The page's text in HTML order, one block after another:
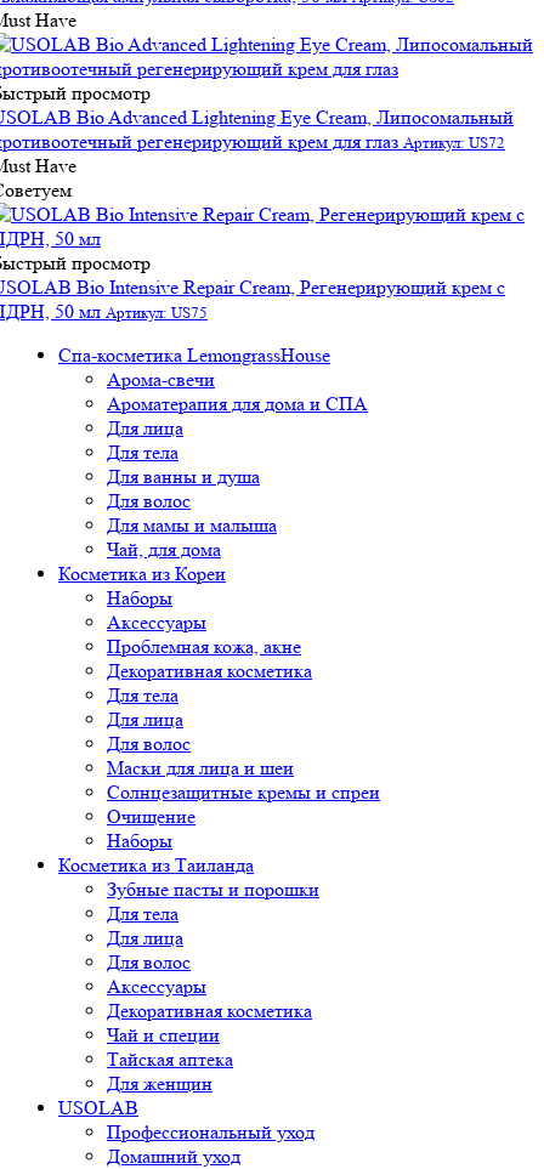
Have
просмотр
Bio Advanced Lightening Eye Cream, Липосомальный
регенерирующий крем для глаз Артикул: US72
Have
просмотр
Bio Intensive Repair Cream, Регенерирующий крем с
50 мл Артикул: US75
Спа-косметика LemongrassHouse
Арома-свечи
Ароматерапия для дома и СПА
Для лица
Для тела
Для ванны и душа
Для волос
Для мамы и малыша
Чай, для дома
Косметика из Кореи
Наборы
Аксессуары
Проблемная кожа, акне
Декоративная косметика
Для тела
Для лица
Для волос
Маски для лица и шеи
Солнцезащитные кремы и спреи
Очищение
Наборы
Косметика из Таиланда
Зубные пасты и порошки
Для тела
Для лица
Для волос
Аксессуары
Декоративная косметика
Чай и специи
Тайская аптека
Для женщин
USOLAB
Профессиональный уход
Домашний уход